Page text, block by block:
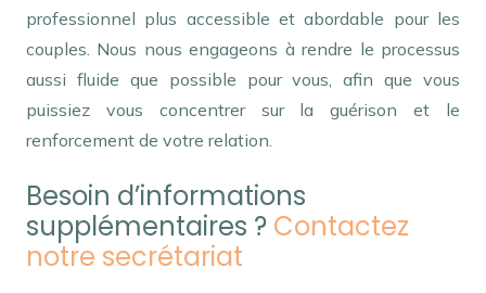
professionnel plus accessible et abordable pour les
couples. Nous nous engageons à rendre le processus
aussi fluide que possible pour vous, afin que vous
puissiez vous concentrer sur la guérison et le
renforcement de votre relation.
Besoin d’informations
supplémentaires ? Contactez
notre secrétariat